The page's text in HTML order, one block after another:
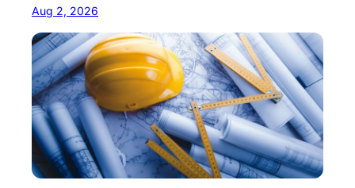
Aug 2, 2026